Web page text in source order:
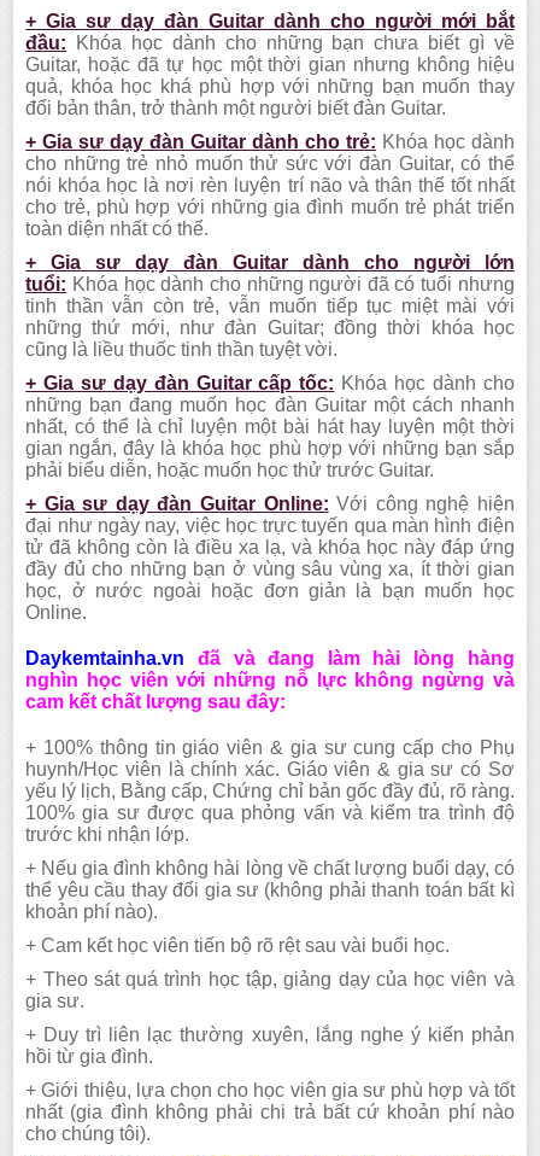
+ Gia sư dạy đàn Guitar dành cho người mới bắt
đầu: Khóa học dành cho những bạn chưa biết gì về
Guitar, hoặc đã tự học một thời gian nhưng không hiệu
quả, khóa học khá phù hợp với những bạn muốn thay
đổi bản thân, trở thành một người biết đàn Guitar.
+ Gia sư dạy đàn Guitar dành cho trẻ: Khóa học dành
cho những trẻ nhỏ muốn thử sức với đàn Guitar, có thể
nói khóa học là nơi rèn luyện trí não và thân thể tốt nhất
cho trẻ, phù hợp với những gia đình muốn trẻ phát triển
toàn diện nhất có thể.
+ Gia sư dạy đàn Guitar dành cho người lớn
tuổi: Khóa học dành cho những người đã có tuổi nhưng
tinh thần vẫn còn trẻ, vẫn muốn tiếp tục miệt mài với
những thứ mới, như đàn Guitar; đồng thời khóa học
cũng là liều thuốc tinh thần tuyệt vời.
+ Gia sư dạy đàn Guitar cấp tốc: Khóa học dành cho
những bạn đang muốn học đàn Guitar một cách nhanh
nhất, có thể là chỉ luyện một bài hát hay luyện một thời
gian ngắn, đây là khóa học phù hợp với những bạn sắp
phải biểu diễn, hoặc muốn học thử trước Guitar.
+ Gia sư dạy đàn Guitar Online: Với công nghệ hiện
đại như ngày nay, việc học trực tuyến qua màn hình điện
tử đã không còn là điều xa lạ, và khóa học này đáp ứng
đầy đủ cho những bạn ở vùng sâu vùng xa, ít thời gian
học, ở nước ngoài hoặc đơn giản là bạn muốn học
Online.
Daykemtainha.vn đã và đang làm hài lòng hàng
nghìn học viên với những nỗ lực không ngừng và
cam kết chất lượng sau đây:
+ 100% thông tin giáo viên & gia sư cung cấp cho Phụ
huynh/Học viên là chính xác. Giáo viên & gia sư có Sơ
yếu lý lịch, Bằng cấp, Chứng chỉ bản gốc đầy đủ, rõ ràng.
100% gia sư được qua phỏng vấn và kiểm tra trình độ
trước khi nhận lớp.
+ Nếu gia đình không hài lòng về chất lượng buổi dạy, có
thể yêu cầu thay đổi gia sư (không phải thanh toán bất kì
khoản phí nào).
+ Cam kết học viên tiến bộ rõ rệt sau vài buổi học.
+ Theo sát quá trình học tập, giảng dạy của học viên và
gia sư.
+ Duy trì liên lạc thường xuyên, lắng nghe ý kiến phản
hồi từ gia đình.
+ Giới thiệu, lựa chọn cho học viên gia sư phù hợp và tốt
nhất (gia đình không phải chi trả bất cứ khoản phí nào
chochúng tôi).